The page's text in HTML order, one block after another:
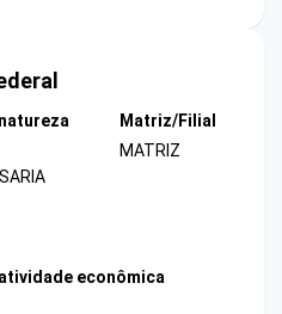
Matriz/Filial
MATRIZ
econômica